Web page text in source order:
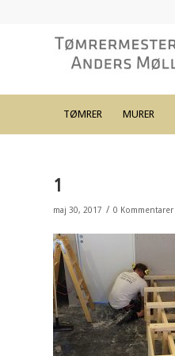
TØMRER MURER
1
maj 30, 2017 / 0 Kommentarer